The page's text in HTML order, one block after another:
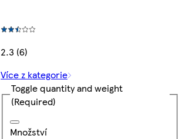
2.3 (6)
Více z kategorie
Toggle quantity and weight
(Required)
Množství